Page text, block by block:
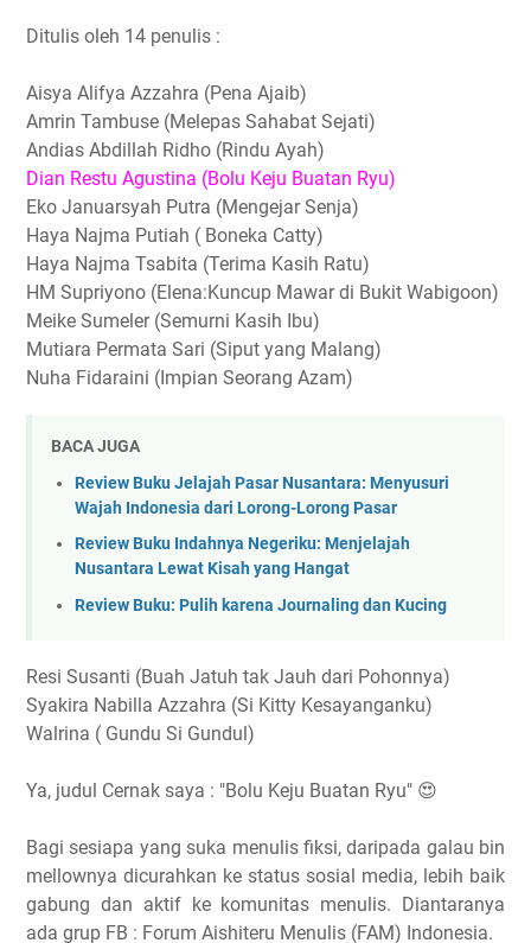
Ditulis oleh 14 penulis :
Aisya Alifya Azzahra (Pena Ajaib)
Amrin Tambuse (Melepas Sahabat Sejati)
Andias Abdillah Ridho (Rindu Ayah)
Dian Restu Agustina (Bolu Keju Buatan Ryu)
Eko Januarsyah Putra (Mengejar Senja)
Haya Najma Putiah ( Boneka Catty)
Haya Najma Tsabita (Terima Kasih Ratu)
HM Supriyono (Elena:Kuncup Mawar di Bukit Wabigoon)
Meike Sumeler (Semurni Kasih Ibu)
Mutiara Permata Sari (Siput yang Malang)
Nuha Fidaraini (Impian Seorang Azam)
BACA JUGA
Review Buku Jelajah Pasar Nusantara: Menyusuri
Wajah Indonesia dari Lorong-Lorong Pasar
Review Buku Indahnya Negeriku: Menjelajah
Nusantara Lewat Kisah yang Hangat
Review Buku: Pulih karena Journaling dan Kucing
Resi Susanti (Buah Jatuh tak Jauh dari Pohonnya)
Syakira Nabilla Azzahra (Si Kitty Kesayanganku)
Walrina ( Gundu Si Gundul)
Ya, judul Cernak saya : "Bolu Keju Buatan Ryu" 😍
Bagi sesiapa yang suka menulis fiksi, daripada galau bin
mellownya dicurahkan ke status sosial media, lebih baik
gabung dan aktif ke komunitas menulis. Diantaranya
ada grup FB : Forum Aishiteru Menulis (FAM) Indonesia.